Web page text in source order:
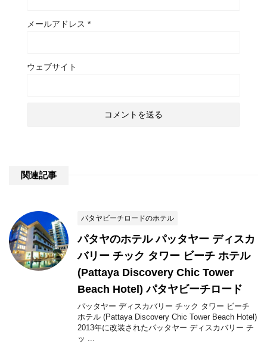
メールアドレス *
ウェブサイト
関連記事
パタヤビーチロードのホテル
パタヤのホテル パッタヤー ディスカ
バリー チック タワー ビーチ ホテル
(Pattaya Discovery Chic Tower
Beach Hotel) パタヤビーチロード
パッタヤー ディスカバリー チック タワー ビーチ
ホテル (Pattaya Discovery Chic Tower Beach Hotel)
2013年に改装されたパッタヤー ディスカバリー チ
ッ ...